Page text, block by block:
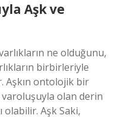
Aşk ve
ne olduğunu,
birbirleriyle
Aşkın ontolojik bir
olan derin
olabilir. Aşk Saki,